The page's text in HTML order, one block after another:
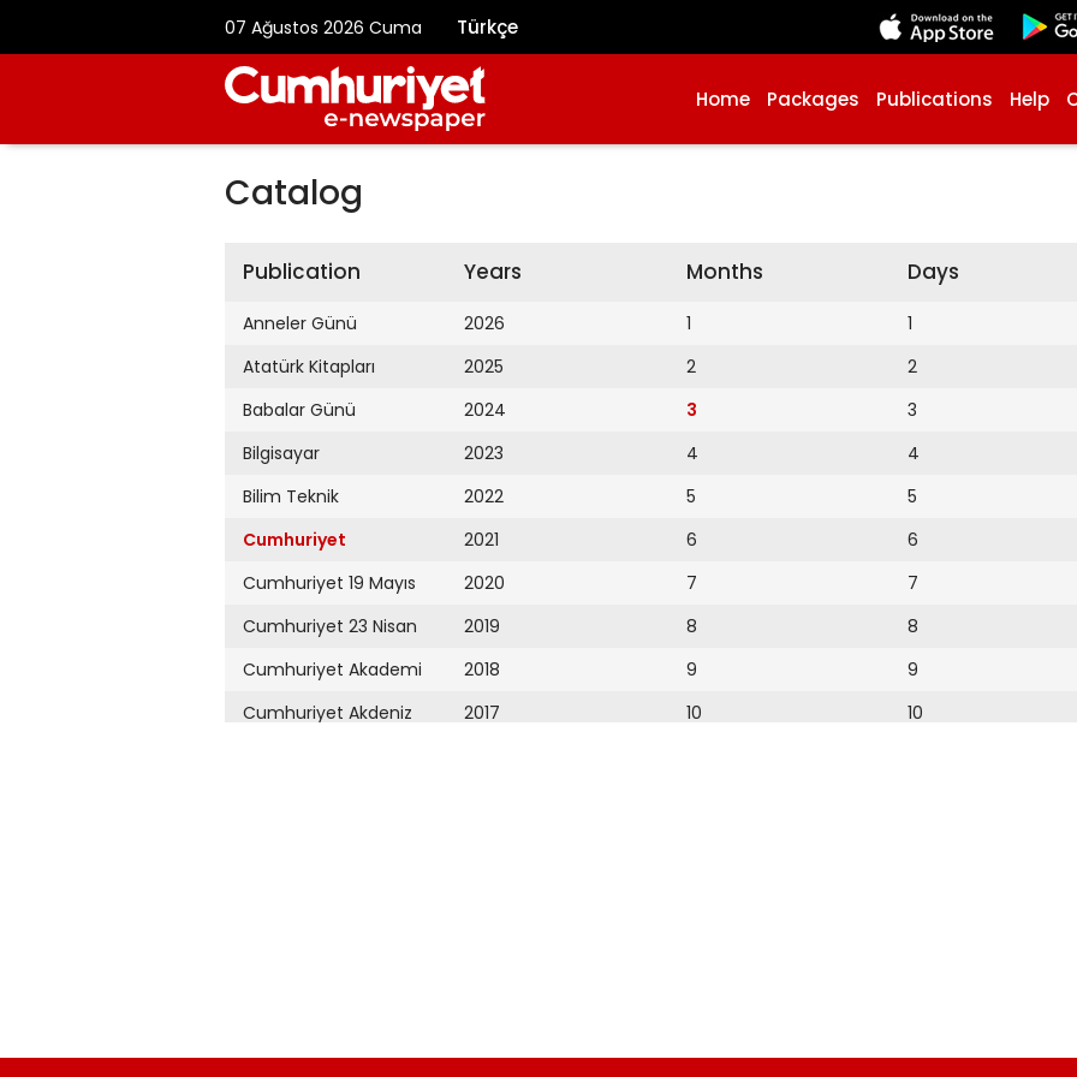
07 Ağustos 2026 Cuma Türkçe
Home Packages Publications Help
Catalog
Publication
Anneler Günü
Atatürk Kitapları
Babalar Günü
Bilgisayar
Bilim Teknik
Cumhuriyet
Cumhuriyet 19 Mayıs
Cumhuriyet 23 Nisan
Cumhuriyet Akademi
Cumhuriyet Akdeniz
Cumhuriyet Çevre
Years
2026
2025
2024
2023
2022
2021
2020
2019
2018
2017
2009
Months
1
2
3
4
5
6
7
8
9
10
Days
1
2
3
4
5
6
7
8
9
10
18